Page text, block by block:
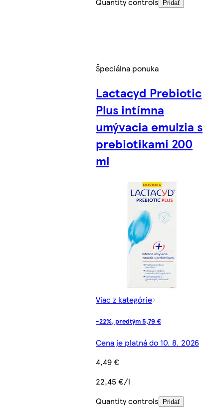
Pridať
Špeciálna ponuka
Lactacyd Prebiotic
Plus intímna
umývacia emulzia s
prebiotikami 200
ml
Viac z kategórie
-22%, predtým 5,79 €
Cena je platná do 10. 8. 2026
4,49 €
22,45 €/l
Quantity controls
Pridať